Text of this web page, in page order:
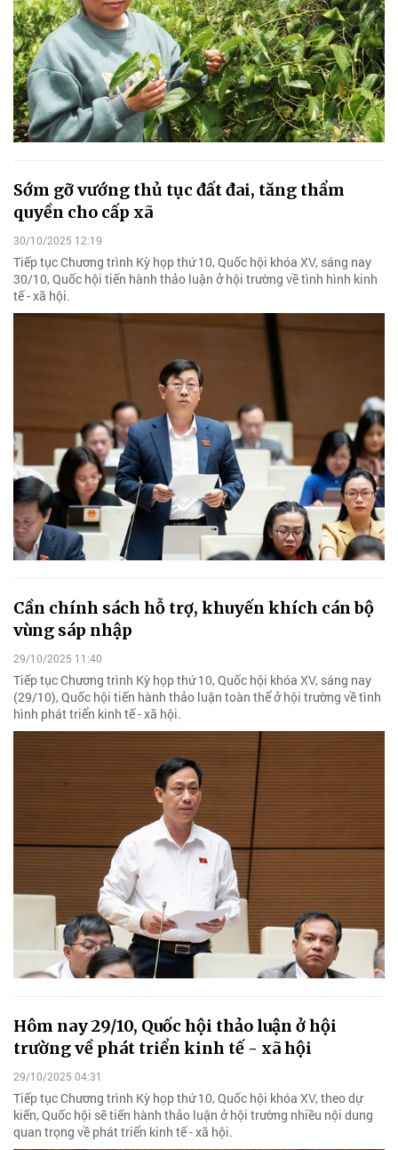
Sớm gỡ vướng thủ tục đất đai, tăng thẩm
quyền cho cấp xã
30/10/2025 12:19
Tiếp tục Chương trình Kỳ họp thứ 10, Quốc hội khóa XV, sáng nay
30/10, Quốc hội tiến hành thảo luận ở hội trường về tình hình kinh
tế - xã hội.
Cần chính sách hỗ trợ, khuyến khích cán bộ
vùng sáp nhập
29/10/2025 11:40
Tiếp tục Chương trình Kỳ họp thứ 10, Quốc hội khóa XV, sáng nay
(29/10), Quốc hội tiến hành thảo luận toàn thể ở hội trường về tình
hình phát triển kinh tế - xã hội.
Hôm nay 29/10, Quốc hội thảo luận ở hội
trường về phát triển kinh tế - xã hội
29/10/2025 04:31
Tiếp tục Chương trình Kỳ họp thứ 10, Quốc hội khóa XV, theo dự
kiến, Quốc hội sẽ tiến hành thảo luận ở hội trường nhiều nội dung
quan trọng về phát triển kinh tế - xã hội.